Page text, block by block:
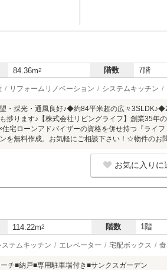
84.36m2 階数 7階
リフォームリノベーション システムキッチン
・採光・通風良好♪◆約84平米超の広々
捗ります♪【株式会社リビングライフ】創業35年
宅ローンアドバイザーの資格を併せ持つ『ライ
を無料作成。お気軽にご相談下さい！☆物件の
お気に入りに
114.22m2 階数 1階
ステムキッチン エレベーター 宅配ボックス
チ■納戸■専用駐車場付き■サンクスガーデン